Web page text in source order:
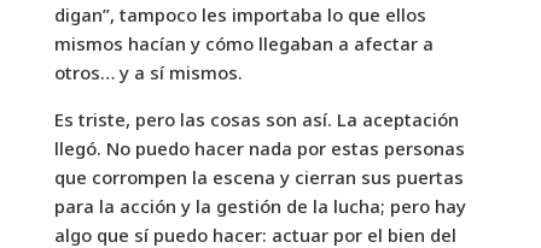
digan”, tampoco les importaba lo que ellos
mismos hacían y cómo llegaban a afectar a
otros… y a sí mismos.
Es triste, pero las cosas son así. La aceptación
llegó. No puedo hacer nada por estas personas
que corrompen la escena y cierran sus puertas
para la acción y la gestión de la lucha; pero hay
algo que sí puedo hacer: actuar por el bien del